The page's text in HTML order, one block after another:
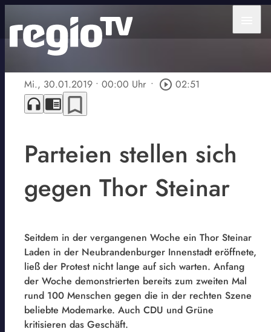
Mi., 30.01.2019 • 00:00 Uhr • play_circle_outline 02:51
headphones chrome_reader_mode bookmark_border
Parteien stellen sich
gegen Thor Steinar
Seitdem in der vergangenen Woche ein Thor Steinar
Laden in der Neubrandenburger Innenstadt eröffnete,
ließ der Protest nicht lange auf sich warten. Anfang
der Woche demonstrierten bereits zum zweiten Mal
rund 100 Menschen gegen die in der rechten Szene
beliebte Modemarke. Auch CDU und Grüne
kritisieren das Geschäft.